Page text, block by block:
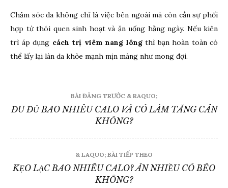
Chăm sóc da không chỉ là việc bên ngoài mà còn cần sự phối
hợp từ thói quen sinh hoạt và ăn uống hằng ngày. Nếu kiên
trì áp dụng cách trị viêm nang lôngthì bạn hoàn toàn có
thể lấy lại làn da khỏe mạnh mịn màng như mong đợi.
Đ
ề
u
BÀI ĐĂNG TRƯỚC & RAQUO;
ĐU ĐỦ BAO NHIÊU CALO VÀ CÓ LÀM TĂNG CÂN
KHÔNG?
& LAQUO; BÀI TIẾP THEO
KẸO LẠC BAO NHIÊU CALO? ĂN NHIỀU CÓ BÉO
KHÔNG?